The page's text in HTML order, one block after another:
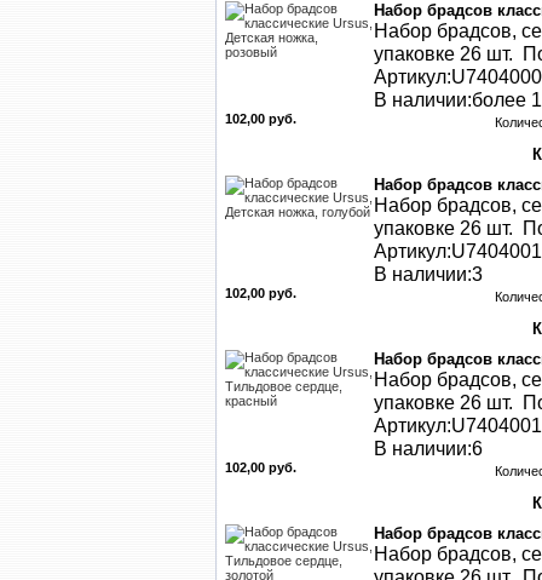
Набор брадсов
Набор брадсов,
упаковке 26 шт.
В наличии:более
102,00 руб.
Набор брадсов
Набор брадсов,
упаковке 26 шт.
В наличии:3
102,00 руб.
Набор брадсов
Набор брадсов,
упаковке 26 шт.
В наличии:6
102,00 руб.
Набор брадсов
Набор брадсов,